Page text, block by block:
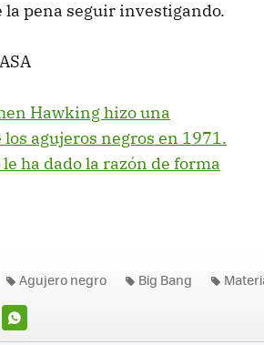
la pena seguir investigando.
Hawking hizo una
agujeros negros en 1971.
ha dado la razón de forma
Agujero negro Big Bang